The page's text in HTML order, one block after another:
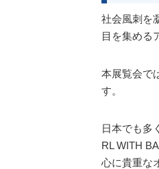
社会風刺を
目を集める
本展覧会で
す。
日本でも多
RL WITH
心に貴重な